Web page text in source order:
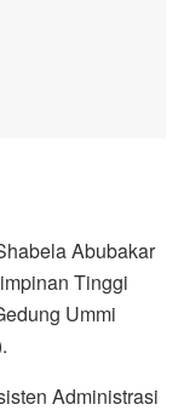
Abubakar
Tinggi
Ummi
Administrasi